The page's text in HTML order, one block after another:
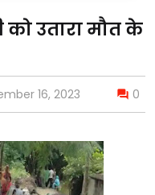
उतारा मौत के
16, 2023 0